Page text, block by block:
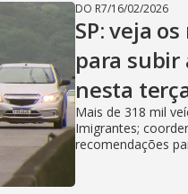
DO R7/16/02/2026
SP: veja
para subir
nesta
Mais de 318 mil
Imigrantes;
recomendações